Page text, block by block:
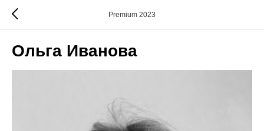
Premium 2023
Ольга Иванова